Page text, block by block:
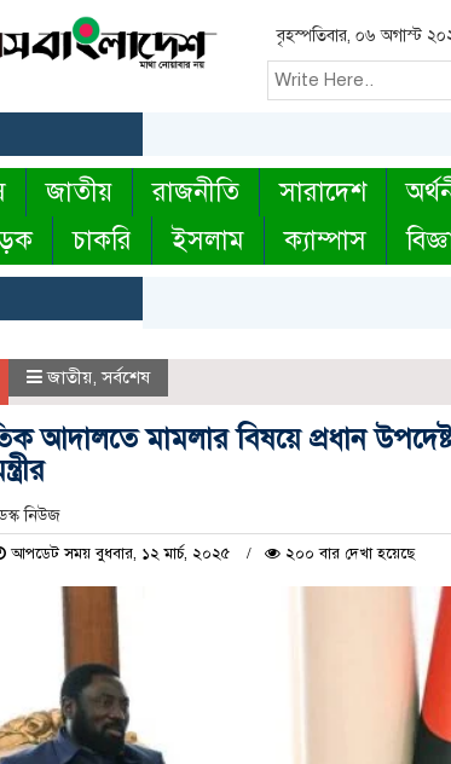
বৃহস্পতিবার, ০৬ অগাস্ট
জাতীয় রাজনীতি সারাদেশ
চাকরি ইসলাম ক্যাম্পাস
জাতীয়,সর্বশেষ
আদালতে মামলার বিষয়ে প্রধান
নিউজ
আপডেট সময় বুধবার, ১২ মার্চ, ২০২৫ ২০০ বার দেখা হয়েছে